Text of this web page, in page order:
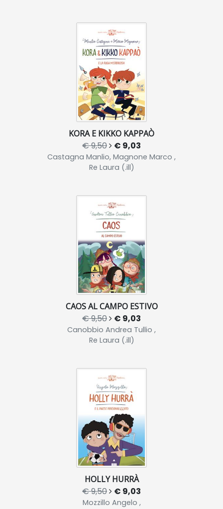
KORA E KIKKO KAPPAÒ
€ 9,50 € 9,03
Castagna Manlio, Magnone Marco ,
Re Laura (.ill)
CAOS AL CAMPO ESTIVO
€ 9,50 € 9,03
Canobbio Andrea Tullio ,
Re Laura (.ill)
HOLLY HURRÀ
€ 9,50 € 9,03
Mozzillo Angelo ,